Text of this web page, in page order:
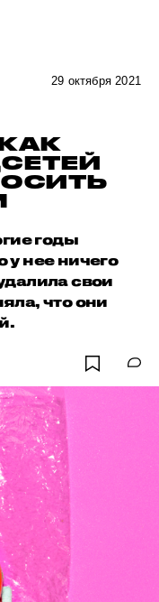
29 октября 2021
годы
у нее ничего
свои
что они